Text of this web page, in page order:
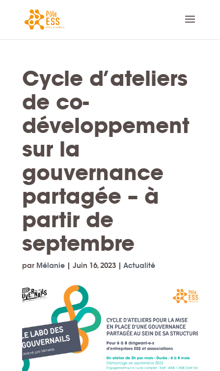
Cycle d’ateliers
de co-
développement
sur la
gouvernance
partagée – à
partir de
septembre
par Mélanie| Juin 16, 2023| Actualité